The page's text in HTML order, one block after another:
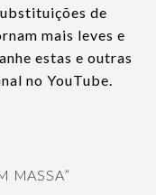
de
mais leves e
estas e outras
no YouTube.
MASSA”